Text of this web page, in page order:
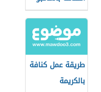
والكريمة
طريقة عمل كنافة
بالكريمة